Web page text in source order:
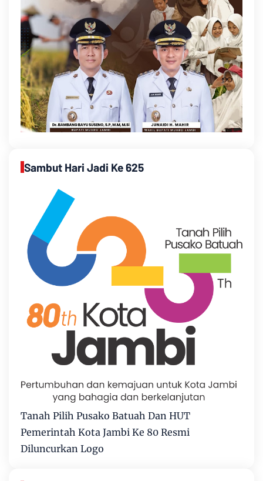
Sambut Hari Jadi Ke 625
Tanah Pilih Pusako Batuah Dan HUT
Pemerintah Kota Jambi Ke 80 Resmi
Diluncurkan Logo